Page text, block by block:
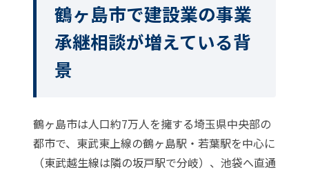
鶴ヶ島市で建設業の事業
承継相談が増えている背
景
鶴ヶ島市は人口約7万人を擁する埼玉県中央部の
都市で、東武東上線の鶴ヶ島駅・若葉駅を中心に
（東武越生線は隣の坂戸駅で分岐）、池袋へ直通